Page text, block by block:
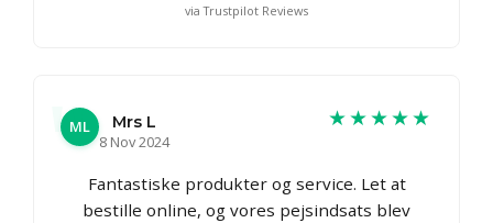
via Trustpilot Reviews
ML
Mrs L
8 Nov 2024
★★★★★
Fantastiske produkter og service. Let at
bestille online, og vores pejsindsats blev